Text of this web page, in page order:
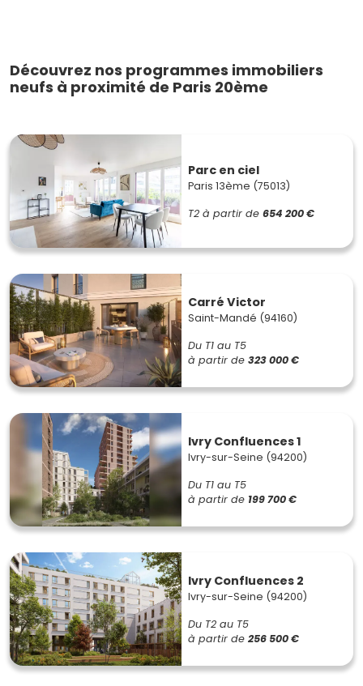
Découvrez nos programmes immobiliers
neufs à proximité de Paris 20ème
Parc en ciel
Paris 13ème (75013)
T2 à partir de 654 200 €
Carré Victor
Saint-Mandé (94160)
Du T1 au T5
à partir de 323 000 €
Ivry Confluences 1
Ivry-sur-Seine (94200)
Du T1 au T5
à partir de 199 700 €
Ivry Confluences 2
Ivry-sur-Seine (94200)
Du T2 au T5
à partir de 256 500 €